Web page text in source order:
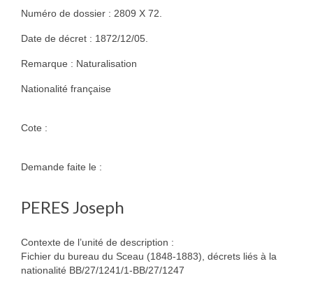
Numéro de dossier : 2809 X 72.
Date de décret : 1872/12/05.
Remarque : Naturalisation
Nationalité française
Cote :
Demande faite le :
PERES Joseph
Contexte de l’unité de description :
Fichier du bureau du Sceau (1848-1883), décrets liés à la
nationalité BB/27/1241/1-BB/27/1247